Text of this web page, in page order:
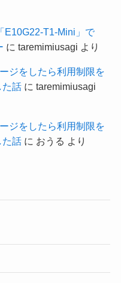
E10G22-T1-Mini」で
に taremimiusagi より
ジをしたら利用制限を
た話に taremimiusagi
ジをしたら利用制限を
た話に おうる より